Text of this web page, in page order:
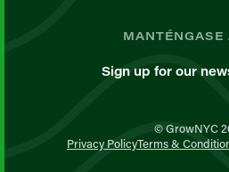
MANTÉNGASE
Sign up for our
© GrowNYC
Privacy PolicyTerms &